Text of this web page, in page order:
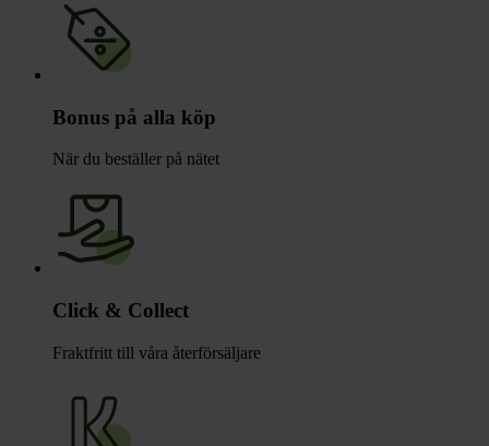
Bonus på alla köp
När du beställer på nätet
Click & Collect
Fraktfritt till våra återförsäljare